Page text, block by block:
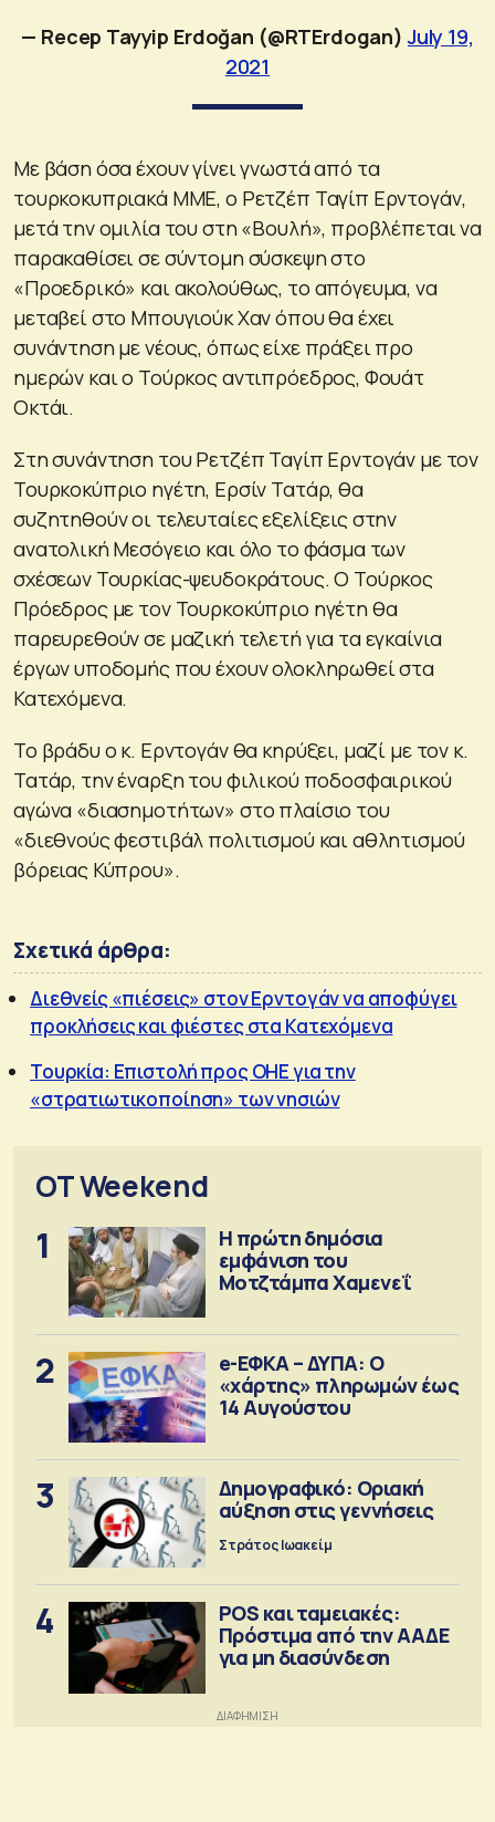
— Recep Tayyip Erdoğan (@RTErdogan)July 19,
2021
Με βάση όσα έχουν γίνει γνωστά από τα
τουρκοκυπριακά ΜΜΕ, ο Ρετζέπ Ταγίπ Ερντογάν,
μετά την ομιλία του στη «Βουλή», προβλέπεται να
παρακαθίσει σε σύντομη σύσκεψη στο
«Προεδρικό» και ακολούθως, το απόγευμα, να
μεταβεί στο Μπουγιούκ Χαν όπου θα έχει
συνάντηση με νέους, όπως είχε πράξει προ
ημερών και ο Τούρκος αντιπρόεδρος, Φουάτ
Οκτάι.
Στη συνάντηση του Ρετζέπ Ταγίπ Ερντογάν με τον
Τουρκοκύπριο ηγέτη, Ερσίν Τατάρ, θα
συζητηθούν οι τελευταίες εξελίξεις στην
ανατολική Μεσόγειο και όλο το φάσμα των
σχέσεων Τουρκίας-ψευδοκράτους. Ο Τούρκος
Πρόεδρος με τον Τουρκοκύπριο ηγέτη θα
παρευρεθούν σε μαζική τελετή για τα εγκαίνια
έργων υποδομής που έχουν ολοκληρωθεί στα
Κατεχόμενα.
Το βράδυ ο κ. Ερντογάν θα κηρύξει, μαζί με τον κ.
Τατάρ, την έναρξη του φιλικού ποδοσφαιρικού
αγώνα «διασημοτήτων» στο πλαίσιο του
«διεθνούς φεστιβάλ πολιτισμού και αθλητισμού
βόρειας Κύπρου».
Σχετικά άρθρα:
Διεθνείς «πιέσεις» στον Ερντογάν να αποφύγει
προκλήσεις και φιέστες στα Κατεχόμενα
Τουρκία: Επιστολή προς ΟΗΕ για την
«στρατιωτικοποίηση» των νησιών
OT Weekend
1
Η πρώτη δημόσια
εμφάνιση του
Μοτζτάμπα Χαμενεΐ
2
e-ΕΦΚΑ – ΔΥΠΑ: Ο
«χάρτης» πληρωμών έως
14 Αυγούστου
3
Δημογραφικό: Οριακή
αύξηση στις γεννήσεις
Στράτος Ιωακείμ
4
POS και ταμειακές:
Πρόστιμα από την ΑΑΔΕ
για μη διασύνδεση